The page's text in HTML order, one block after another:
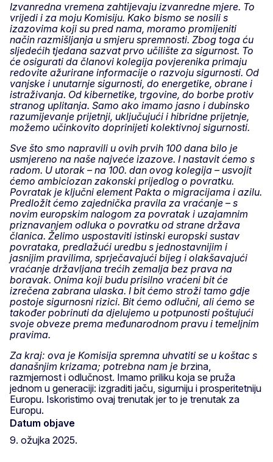
Izvanredna vremena zahtijevaju izvanredne mjere. To
vrijedi i za moju Komisiju. Kako bismo se nosili s
izazovima koji su pred nama, moramo promijeniti
način razmišljanja u smjeru spremnosti. Zbog toga ću
sljedećih tjedana sazvat prvo učilište za sigurnost. To
će osigurati da članovi kolegija povjerenika primaju
redovite ažurirane informacije o razvoju sigurnosti. Od
vanjske i unutarnje sigurnosti, do energetike, obrane i
istraživanja. Od kibernetike, trgovine, do borbe protiv
stranog uplitanja. Samo ako imamo jasno i dubinsko
razumijevanje prijetnji, uključujući i hibridne prijetnje,
možemo učinkovito doprinijeti kolektivnoj sigurnosti.
Sve što smo napravili u ovih prvih 100 dana bilo je
usmjereno na naše najveće izazove. I nastavit ćemo s
radom. U utorak – na 100. dan ovog kolegija – usvojit
ćemo ambiciozan zakonski prijedlog o povratku.
Povratak je ključni element Pakta o migracijama i azilu.
Predložit ćemo zajednička pravila za vraćanje – s
novim europskim nalogom za povratak i uzajamnim
priznavanjem odluka o povratku od strane država
članica. Želimo uspostaviti istinski europski sustav
povrataka, predlažući uredbu s jednostavnijim i
jasnijim pravilima, sprječavajući bijeg i olakšavajući
vraćanje državljana trećih zemalja bez prava na
boravak. Onima koji budu prisilno vraćeni bit će
izrečena zabrana ulaska. I bit ćemo stroži tamo gdje
postoje sigurnosni rizici. Bit ćemo odlučni, ali ćemo se
također pobrinuti da djelujemo u potpunosti poštujući
svoje obveze prema međunarodnom pravu i temeljnim
pravima.
Za kraj: ova je Komisija spremna uhvatiti se u koštac s
današnjim krizama; potrebna nam je brzina,
razmjernost i odlučnost. Imamo priliku koja se pruža
jednom u generaciji: izgraditi jaču, sigurniju i prosperitetniju
Europu. Iskoristimo ovaj trenutak jer to je trenutak za
Europu.
Datum objave
9. ožujka 2025.